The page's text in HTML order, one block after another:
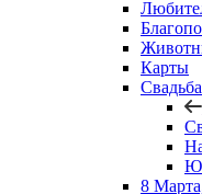
Карты
Свадьба
8